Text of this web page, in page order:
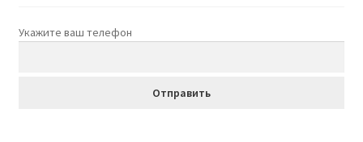
Укажите ваш телефон